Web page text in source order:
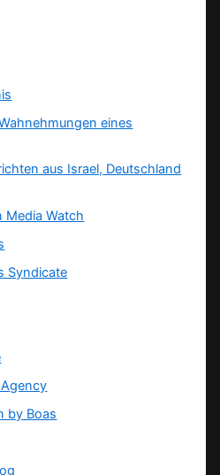
eines
aus Israel, Deutschland
Media Watch
Syndicate
by Boas